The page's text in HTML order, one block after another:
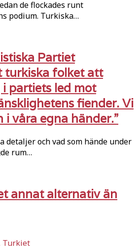
de flockades runt
podium. Turkiska…
Partiet
turkiska folket att
partiets led mot
fiender. Vi
i våra egna händer.”
detaljer och vad som hände under
rum…
annat alternativ än
Turkiet